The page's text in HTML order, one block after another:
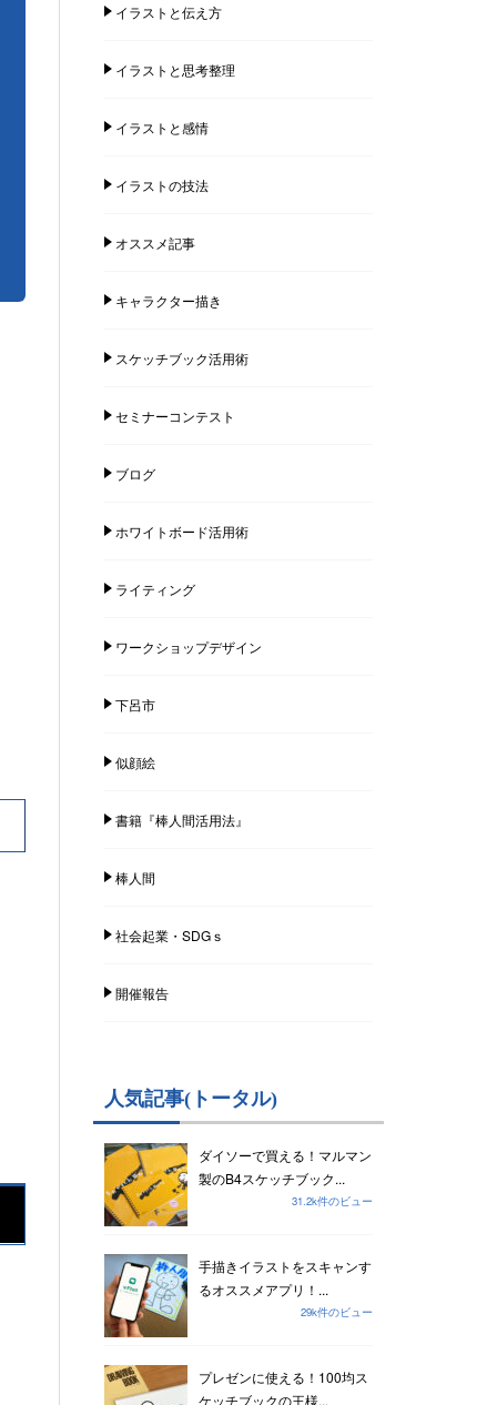
イラストと伝え方
イラストと思考整理
イラストと感情
イラストの技法
オススメ記事
キャラクター描き
スケッチブック活用術
セミナーコンテスト
ブログ
ホワイトボード活用術
ライティング
ワークショップデザイン
下呂市
似顔絵
書籍『棒人間活用法』
棒人間
社会起業・SDGｓ
開催報告
人気記事(トータル)
ダイソーで買える！マルマン
製のB4スケッチブック...
31.2k件のビュー
手描きイラストをスキャンす
るオススメアプリ！...
29k件のビュー
プレゼンに使える！100均ス
ケッチブックの王様...